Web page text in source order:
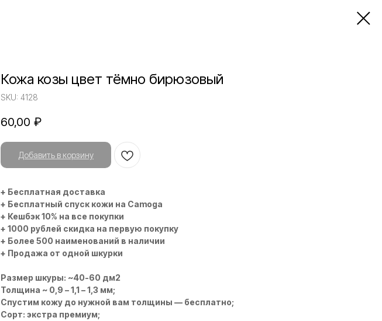
Кожа козы цвет тёмно бирюзовый
SKU: 4128
60,00 ₽
Добавить в корзину
+ Бесплатная доставка
+ Бесплатный спуск кожи на Camoga
+ Кешбэк 10% на все покупки
+ 1000 рублей скидка на первую покупку
+ Более 500 наименований в наличии
+ Продажа от одной шкурки
Размер шкуры: ~40-60 дм2
Толщина ~ 0,9 – 1,1 – 1,3 мм;
Спустим кожу до нужной вам толщины — бесплатно;
Сорт: экстра премиум;